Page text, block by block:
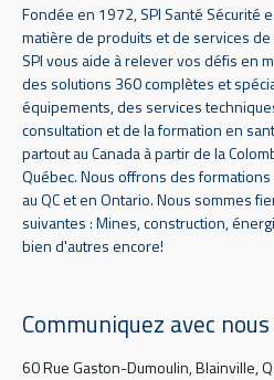
Fondée en 1972, SPI Santé Sécurité
matière de produits et de services
SPI vous aide à relever vos défis en
des solutions 360 complètes et
équipements, des services
consultation et de la formation en
partout au Canada à partir de la
Québec. Nous offrons des
au QC et en Ontario. Nous sommes
suivantes : Mines, construction,
bien d'autres encore!
Communiquez avec nous
60 Rue Gaston-Dumoulin, Blainville,